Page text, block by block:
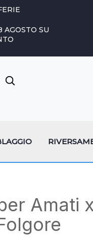
AGOSTO SU
Amati